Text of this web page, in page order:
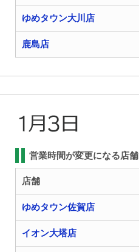
ゆめタウン大川店
鹿島店
営業時間が変更になる店舗
店舗
ゆめタウン佐賀店
イオン大塔店